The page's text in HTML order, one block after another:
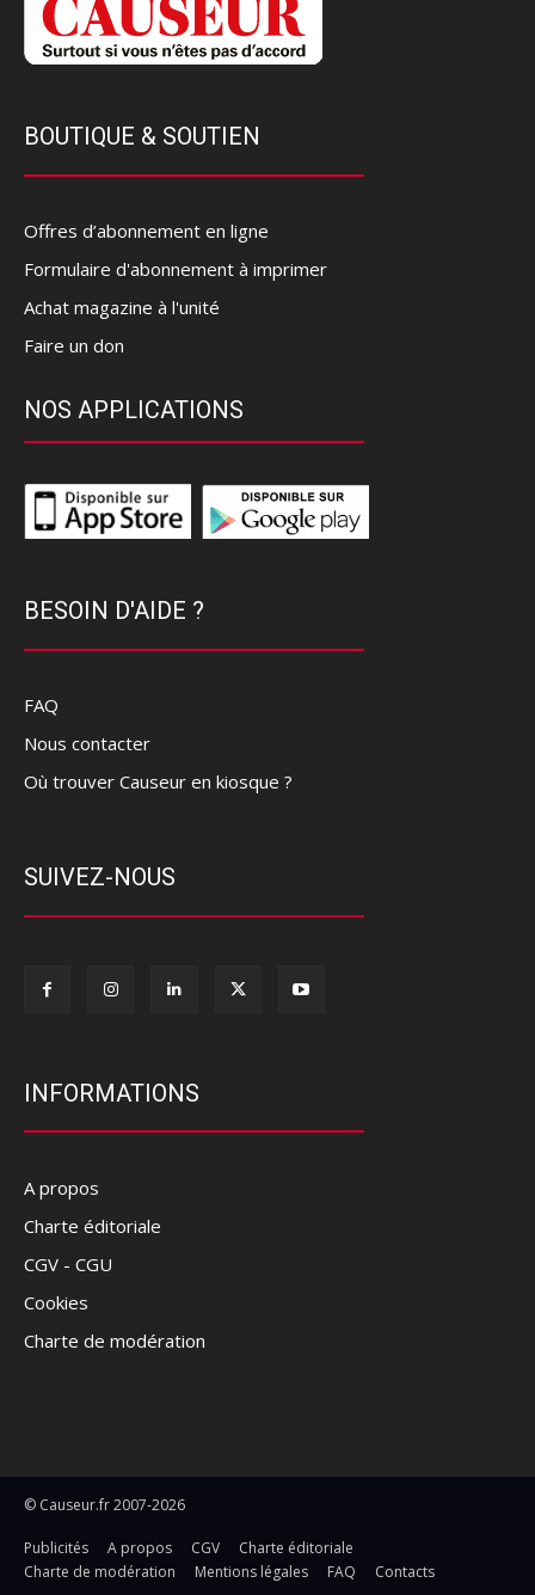
BOUTIQUE & SOUTIEN
Offres d’abonnement en ligne
Formulaire d'abonnement à imprimer
Achat magazine à l'unité
Faire un don
NOS APPLICATIONS
BESOIN D'AIDE ?
FAQ
Nous contacter
Où trouver Causeur en kiosque ?
SUIVEZ-NOUS
INFORMATIONS
A propos
Charte éditoriale
CGV - CGU
Cookies
Charte de modération
© Causeur.fr 2007-2026
Publicités A propos CGV
Charte éditoriale
Charte de modération
Mentions légales FAQ Contacts